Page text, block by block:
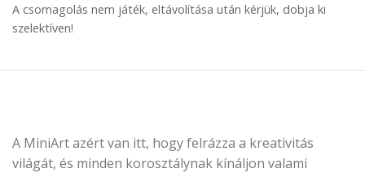
A csomagolás nem játék, eltávolítása után kérjük, dobja ki
szelektíven!
A MiniArt azért van itt, hogy felrázza a kreativitás
világát, és minden korosztálynak kínáljon valami